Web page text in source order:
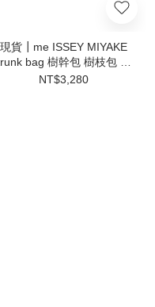
現貨┃me ISSEY MIYAKE
bag 樹幹包 樹枝包 大
手提
NT$3,280